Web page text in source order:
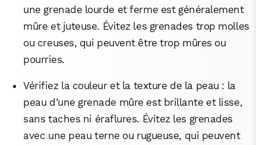
une grenade lourde et ferme est généralement
mûre et juteuse. Évitez les grenades trop molles
ou creuses, qui peuvent être trop mûres ou
pourries.
Vérifiez la couleur et la texture de la peau : la
peau d’une grenade mûre est brillante et lisse,
sans taches ni éraflures. Évitez les grenades
avec une peau terne ou rugueuse, qui peuvent